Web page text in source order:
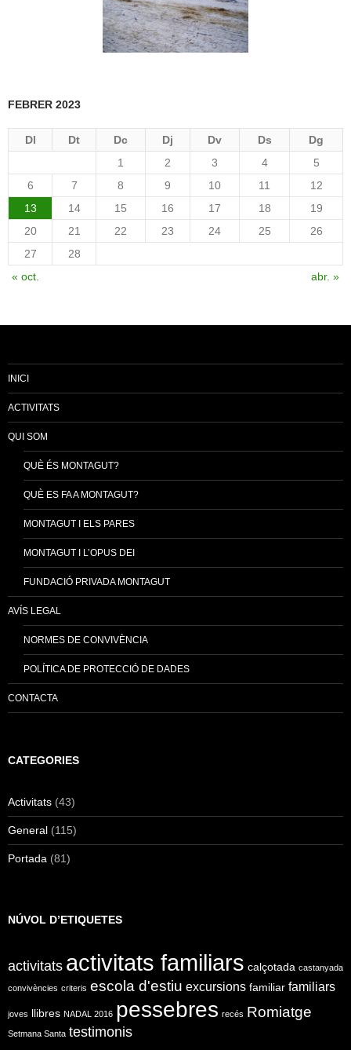
FEBRER 2023
Dl Dt Dc Dj Dv Ds
Dg
1
2 3 4
5
6
7 8 9 10 11
12
13
14 15 16 17 18
19
20
21 22 23 24 25
26
27
28
« oct.
abr. »
INICI
ACTIVITATS
QUI SOM
QUÈ ÉS MONTAGUT?
QUÈ ES FA A MONTAGUT?
MONTAGUT I ELS PARES
MONTAGUT I L’OPUS DEI
FUNDACIÓ PRIVADA MONTAGUT
AVÍS LEGAL
NORMES DE CONVIVÈNCIA
POLÍTICA DE PROTECCIÓ DE DADES
CONTACTA
CATEGORIES
Activitats (43)
General (115)
Portada (81)
NÚVOL D’ETIQUETES
activitats activitats familiars calçotada castanyada
convivències criteris escola d'estiu excursions familiar familiars
joves llibres NADAL 2016 pessebres recés Romiatge
Setmana Santa testimonis